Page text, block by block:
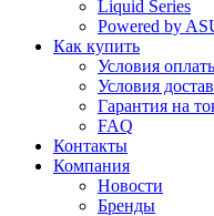
Liquid Series
Powered by
Как купить
Условия
Условия
Гарантия на
FAQ
Контакты
Компания
Новости
Бренды